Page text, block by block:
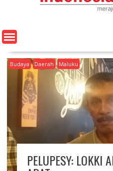
e
n
Budaya Daerah Maluku
PELUPESY: LOKKI